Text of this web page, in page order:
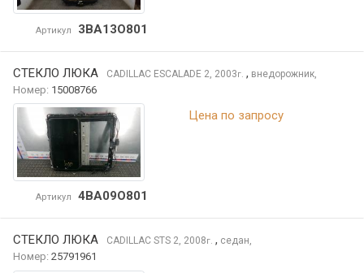
Артикул 3BA13O801
СТЕКЛО ЛЮКА CADILLAC ESCALADE 2, 2003г. , внедорожник,
Номер: 15008766
Артикул 4BA09O801
Цена по запросу
СТЕКЛО ЛЮКА CADILLAC STS 2, 2008г. , седан,
Номер: 25791961